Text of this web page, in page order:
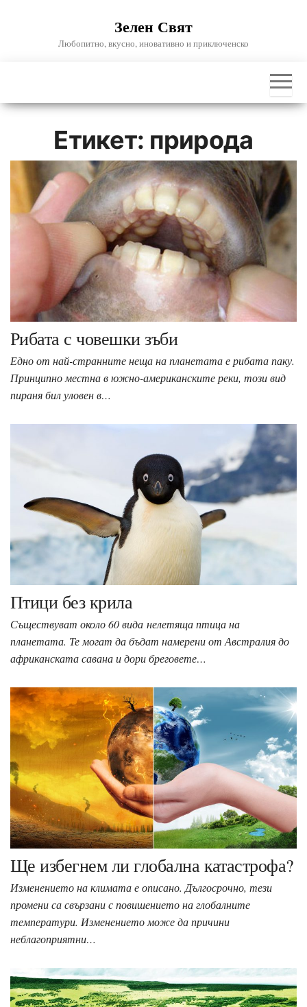
Зелен Свят
Любопитно, вкусно, иновативно и приключенско
Етикет: природа
Рибата с човешки зъби
Едно от най-странните неща на планетата е рибата паку.
Принципно местна в южно-американските реки, този вид
пираня бил уловен в…
Птици без крила
Съществуват около 60 вида нелетяща птица на
планетата. Те могат да бъдат намерени от Австралия до
африканската савана и дори бреговете…
Ще избегнем ли глобална катастрофа?
Изменението на климата е описано. Дългосрочно, тези
промени са свързани с повишението на глобалните
температури. Изменението може да причини
неблагоприятни…